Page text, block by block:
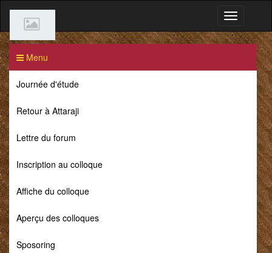
Menu
Journée d'étude
Retour à Attaraji
Lettre du forum
Inscription au colloque
Affiche du colloque
Aperçu des colloques
Sposoring